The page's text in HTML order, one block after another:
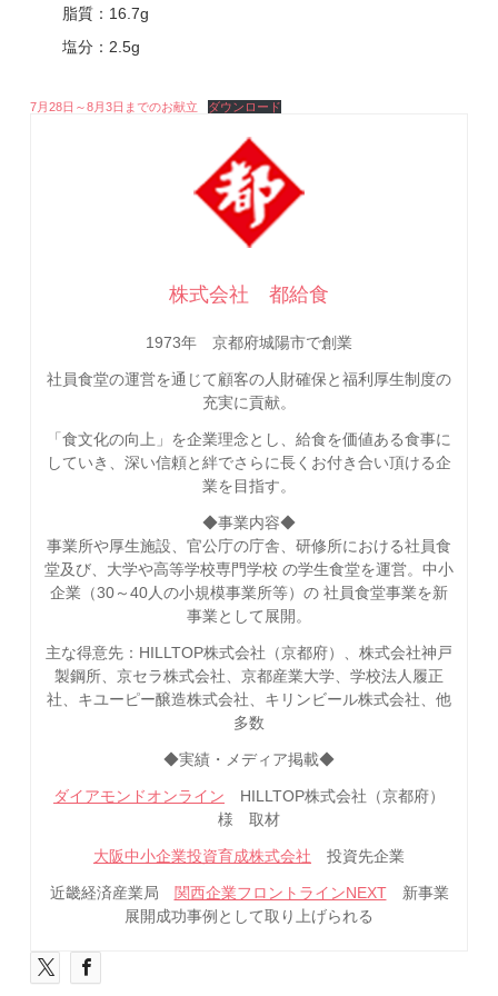
脂質：16.7g
塩分：2.5g
7月28日～8月3日までのお献立 ダウンロード
株式会社 都給食
1973年 京都府城陽市で創業
社員食堂の運営を通じて顧客の人財確保と福利厚生制度の
充実に貢献。
「食文化の向上」を企業理念とし、給食を価値ある食事に
していき、深い信頼と絆でさらに長くお付き合い頂ける企
業を目指す。
◆事業内容◆
事業所や厚生施設、官公庁の庁舎、研修所における社員食
堂及び、大学や高等学校専門学校 の学生食堂を運営。中小
企業（30～40人の小規模事業所等）の 社員食堂事業を新
事業として展開。
主な得意先：HILLTOP株式会社（京都府）、株式会社神戸
製鋼所、京セラ株式会社、京都産業大学、学校法人履正
社、キユーピー醸造株式会社、キリンビール株式会社、他
多数
◆実績・メディア掲載◆
ダイアモンドオンライン HILLTOP株式会社（京都府）
様 取材
大阪中小企業投資育成株式会社 投資先企業
近畿経済産業局 関西企業フロントラインNEXT新事業
展開成功事例として取り上げられる